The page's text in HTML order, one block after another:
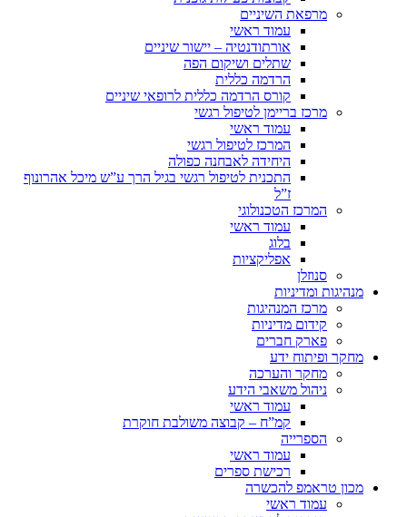
מרפאת השיניים
עמוד ראשי
אורתודנטיה – יישור שיניים
שתלים ושיקום הפה
הרדמה כללית
קורס הרדמה כללית לרופאי שיניים
מרכז בריימן לטיפול רגשי
עמוד ראשי
המרכז לטיפול רגשי
היחידה לאבחנה כפולה
התכנית לטיפול רגשי בגיל הרך ע”ש מיכל אהרונוף
ז”ל
המרכז הטכנולוגי
עמוד ראשי
בלוג
אפליקציות
סנוזלן
מנהיגות ומדיניות
מרכז המנהיגות
קידום מדיניות
פארק חברים
מחקר ופיתוח ידע
מחקר והערכה
ניהול משאבי הידע
עמוד ראשי
קמ”ח – קבוצה משולבת חוקרת
הספרייה
עמוד ראשי
רכישת ספרים
מכון טראמפ להכשרה
עמוד ראשי